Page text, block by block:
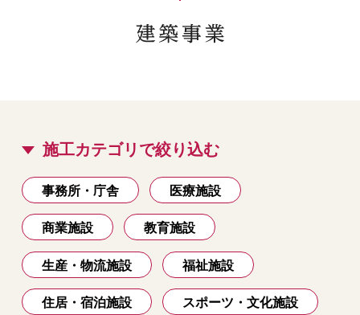
施工カテゴリで絞り込む
事務所・庁舎 医療施設
商業施設 教育施設
生産・物流施設 福祉施設
住居・宿泊施設 スポーツ・文化施設